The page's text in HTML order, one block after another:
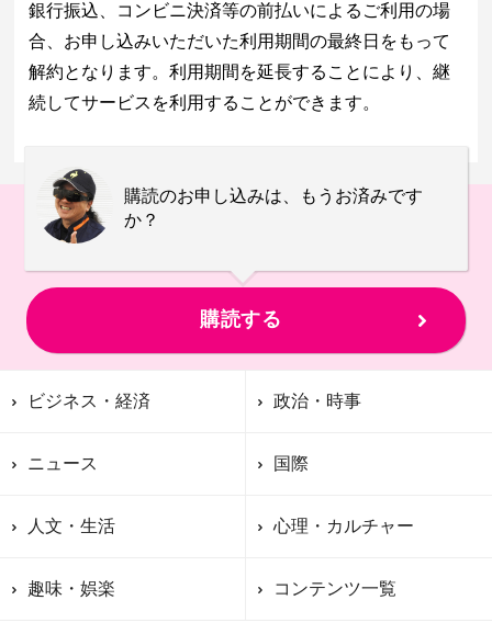
銀行振込、コンビニ決済等の前払いによるご利用の場
合、お申し込みいただいた利用期間の最終日をもって
解約となります。利用期間を延長することにより、継
続してサービスを利用することができます。
購読のお申し込みは、もうお済みです
か？
購読する
ビジネス・経済 政治・時事
ニュース 国際
人文・生活 心理・カルチャー
趣味・娯楽 コンテンツ一覧